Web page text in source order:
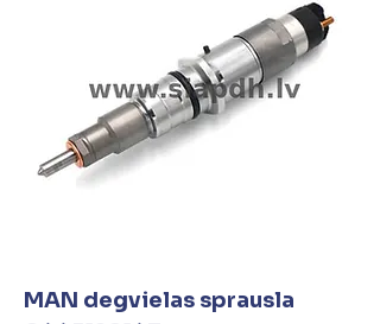
MAN degvielas sprausla